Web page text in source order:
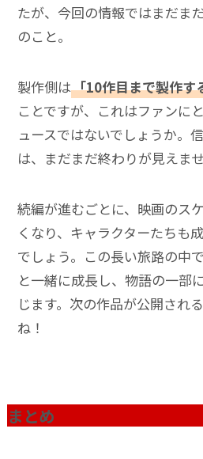
たが、今回の情報ではまだま
のこと。
製作側は「10作目まで製作す
ことですが、これはファンに
ュースではないでしょうか。
は、まだまだ終わりが見えませ
続編が進むごとに、映画のス
くなり、キャラクターたちも
でしょう。この長い旅路の中
と一緒に成長し、物語の一部
じます。次の作品が公開され
ね！
まとめ